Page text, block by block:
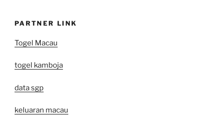
PARTNER LINK
Togel Macau
togel kamboja
data sgp
keluaran macau